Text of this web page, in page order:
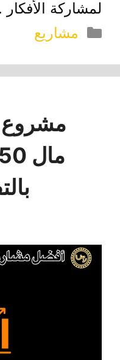
لمشاركة
التصنيفات
مشاريع
مشروع